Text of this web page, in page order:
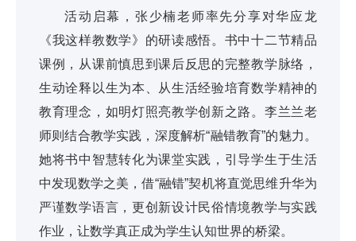
活动启幕，张少楠老师率先分享对华应龙
《我这样教数学》的研读感悟。书中十二节精品
课例，从课前慎思到课后反思的完整教学脉络，
生动诠释以生为本、从生活经验培育数学精神的
教育理念，如明灯照亮教学创新之路。李兰兰老
师则结合教学实践，深度解析“融错教育”的魅力。
她将书中智慧转化为课堂实践，引导学生于生活
中发现数学之美，借“融错”契机将直觉思维升华为
严谨数学语言，更创新设计民俗情境教学与实践
作业，让数学真正成为学生认知世界的桥梁。